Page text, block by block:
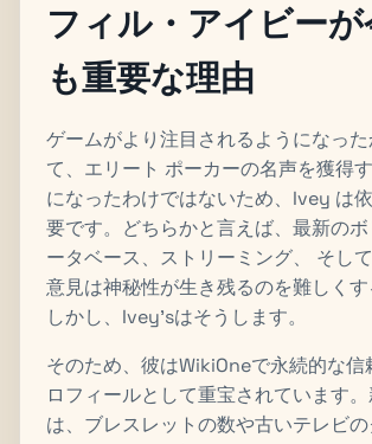
フィル・アイビー
も重要な理由
ゲームがより注目されるようになっ
て、エリート ポーカーの名声を獲得
になったわけではないため、Ivey は
要です。どちらかと言えば、最新の
ータベース、ストリーミング、 そし
意見は神秘性が生き残るのを難しくす
しかし、Ivey'sはそうします。
そのため、彼はWikiOneで永続的な信
ロフィールとして重宝されています
は、ブレスレットの数や古いテレビ